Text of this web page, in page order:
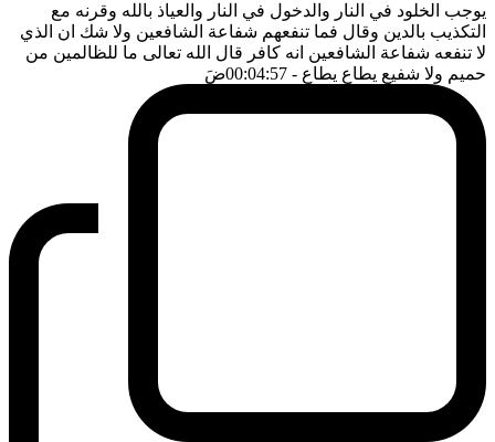
يوجب الخلود في النار والدخول في النار والعياذ بالله وقرنه مع
التكذيب بالدين وقال فما تنفعهم شفاعة الشافعين ولا شك ان الذي
لا تنفعه شفاعة الشافعين انه كافر قال الله تعالى ما للظالمين من
حميم ولا شفيع يطاع يطاع - 00:04:57 ضَ